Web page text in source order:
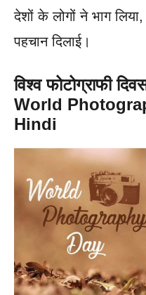
देशों के लोगों ने भाग
पहचान दिलाई।
विश्व फोटोग्राफी
World
Hindi